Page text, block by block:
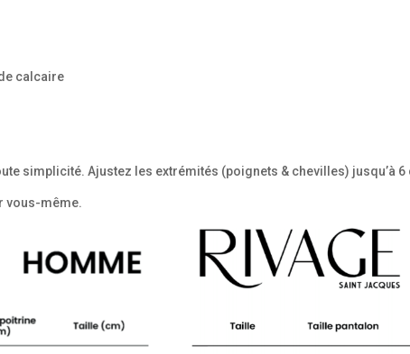
calcaire
simplicité. Ajustez les extrémités (poignets & chevilles) jusqu’à
vous-même.